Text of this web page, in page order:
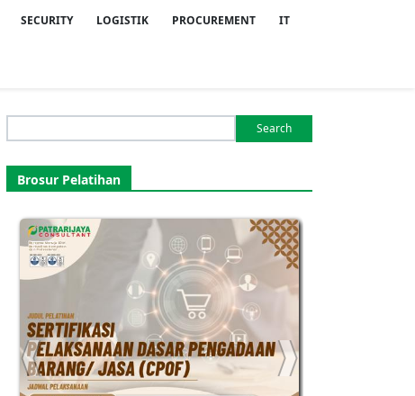
SECURITY LOGISTIK PROCUREMENT IT
for:
Brosur Pelatihan